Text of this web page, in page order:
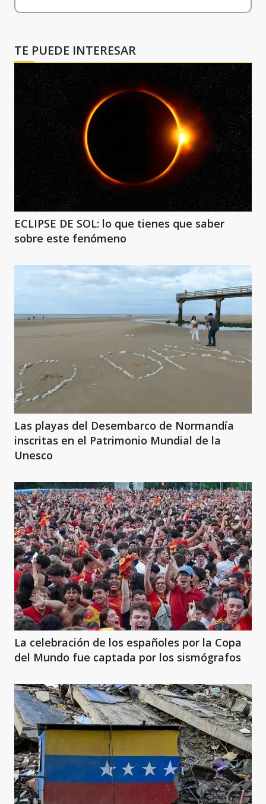
TE PUEDE INTERESAR
ECLIPSE DE SOL: lo que tienes que saber
sobre este fenómeno
Las playas del Desembarco de Normandía
inscritas en el Patrimonio Mundial de la
Unesco
La celebración de los españoles por la Copa
del Mundo fue captada por los sismógrafos